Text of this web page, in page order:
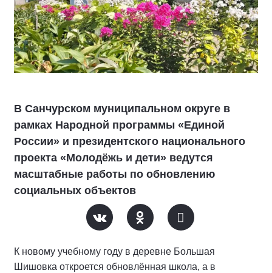
В Санчурском муниципальном округе в
рамках Народной программы «Единой
России» и президентского национального
проекта «Молодёжь и дети» ведутся
масштабные работы по обновлению
социальных объектов
К новому учебному году в деревне Большая
Шишовка откроется обновлённая школа, а в